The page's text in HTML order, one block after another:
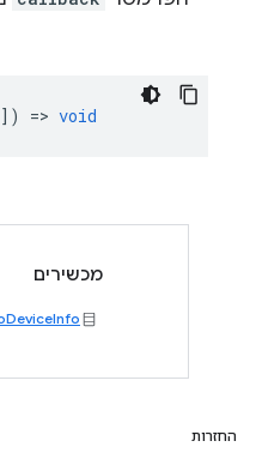
=> void
מכשירים
החזרות